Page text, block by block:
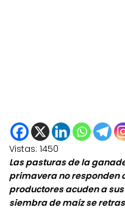
Vistas: 1450
Las pasturas de la
primavera no responden
productores acuden a
siembra de maíz se